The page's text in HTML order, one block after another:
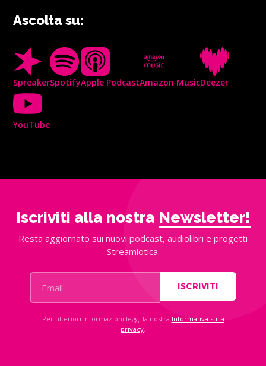
Ascolta su:
SpreakerSpotifyApple PodcastAmazon MusicDeezer
YouTube
Iscriviti alla nostra Newsletter!
Resta aggiornato sui nuovi podcast, audiolibri e progetti
Streamiotica.
ISCRIVITI
Per ulteriori informazioni leggi la nostra Informativa sulla
privacy.